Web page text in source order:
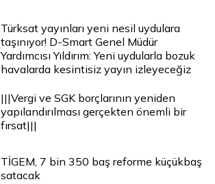
Türksat yayınları yeni nesil uydulara
taşınıyor! D-Smart Genel Müdür
Yardımcısı Yıldırım: Yeni uydularla bozuk
havalarda kesintisiz yayın izleyeceğiz
|||Vergi ve SGK borçlarının yeniden
yapılandırılması gerçekten önemli bir
fırsat|||
TİGEM, 7 bin 350 baş reforme küçükbaş
satacak